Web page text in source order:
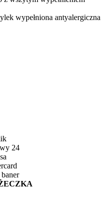
wypełniona antyalergiczna